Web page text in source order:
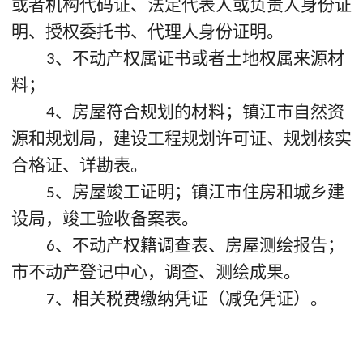
或者机构代码证、法定代表人或负责人身份证
明、授权委托书、代理人身份证明。
3、不动产权属证书或者土地权属来源材
料；
4、房屋符合规划的材料；镇江市自然资
源和规划局，建设工程规划许可证、规划核实
合格证、详勘表。
5、房屋竣工证明； 镇江市住房和城乡建
设局，竣工验收备案表。
6、不动产权籍调查表、房屋测绘报告；
市不动产登记中心，调查、测绘成果。
7、相关税费缴纳凭证（减免凭证）。